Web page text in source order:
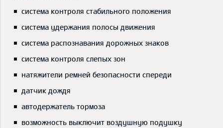
система контроля стабильного положения
система удержания полосы движения
система распознавания дорожных знаков
система контроля слепых зон
натяжители ремней безопасности спереди
датчик дождя
автодержатель тормоза
возможность выключит воздушную подушку